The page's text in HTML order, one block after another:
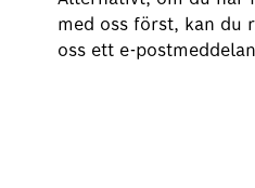
med oss först, kan du
oss ett e-